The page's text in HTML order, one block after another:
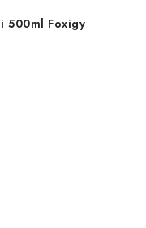
500ml Foxigy